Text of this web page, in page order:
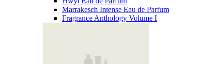
Marrakesch Intense Eau de Parfum
Fragrance Anthology Volume I